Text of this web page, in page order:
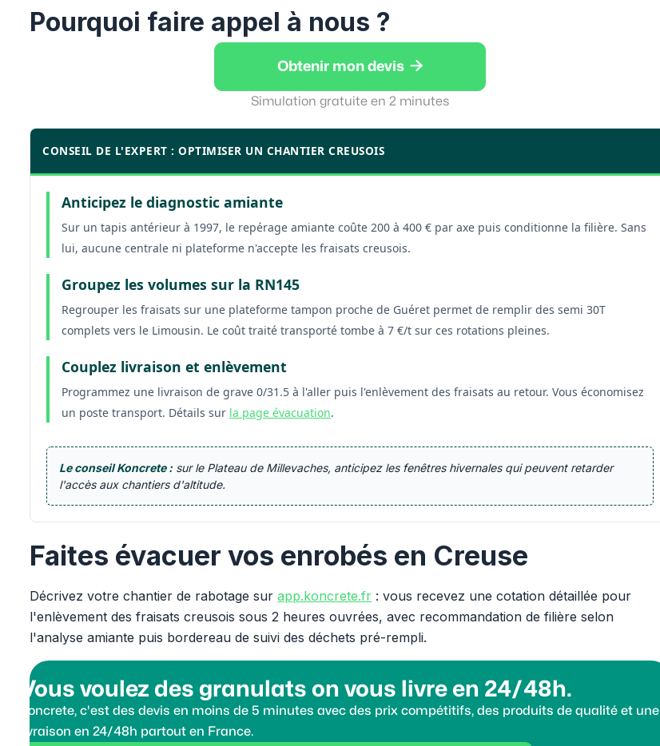
Pourquoi faire appel à nous ?
Obtenir mon devis 
Simulation gratuite en 2 minutes
CONSEIL DE L'EXPERT : OPTIMISER UN CHANTIER CREUSOIS
Anticipez le diagnostic amiante
Sur un tapis antérieur à 1997, le repérage amiante coûte 200 à 400 € par axe puis conditionne la filière. Sans
lui, aucune centrale ni plateforme n'accepte les fraisats creusois.
Groupez les volumes sur la RN145
Regrouper les fraisats sur une plateforme tampon proche de Guéret permet de remplir des semi 30T
complets vers le Limousin. Le coût traité transporté tombe à 7 €/t sur ces rotations pleines.
Couplez livraison et enlèvement
Programmez une livraison de grave 0/31.5 à l'aller puis l'enlèvement des fraisats au retour. Vous économisez
un poste transport. Détails sur la page évacuation.
Le conseil Koncrete : sur le Plateau de Millevaches, anticipez les fenêtres hivernales qui peuvent retarder
l'accès aux chantiers d'altitude.
Faites évacuer vos enrobés en Creuse
Décrivez votre chantier de rabotage surapp.koncrete.fr : vous recevez une cotation détaillée pour
l'enlèvement des fraisats creusois sous 2 heures ouvrées, avec recommandation de filière selon
l'analyse amiante puis bordereau de suivi des déchets pré-rempli.
Vous voulez des granulats on vous livre en 24/48h.
Koncrete, c'est des devis en moins de 5 minutes avec des prix compétitifs, des produits de qualité et une
livraison en 24/48h partout en France.